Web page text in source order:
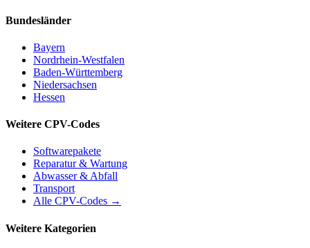
Bundesländer
Bayern
Nordrhein-Westfalen
Baden-Württemberg
Niedersachsen
Hessen
Weitere CPV-Codes
Softwarepakete
Reparatur & Wartung
Abwasser & Abfall
Transport
Alle CPV-Codes →
Weitere Kategorien